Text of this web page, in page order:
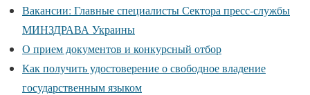
Вакансии: Главные специалисты Сектора пресс-службы
МИНЗДРАВА Украины
О прием документов и конкурсный отбор
Как получить удостоверение о свободное владение
государственным языком